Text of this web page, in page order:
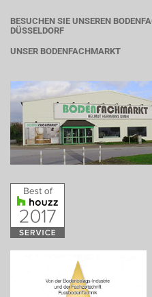
BESUCHEN SIE UNSEREN
DÜSSELDORF
UNSER BODENFACHMARKT